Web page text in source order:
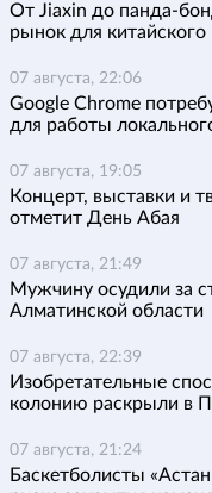
От Jiaxin до панда-
рынок для китайского
07 августа, 22:06
Google Chrome
для работы
07 августа, 19:05
Концерт, выставки и
отметит День Абая
07 августа, 21:49
Мужчину осудили за
Алматинской области
07 августа, 22:39
Изобретательные
колонию раскрыли в
07 августа, 21:24
Баскетболисты